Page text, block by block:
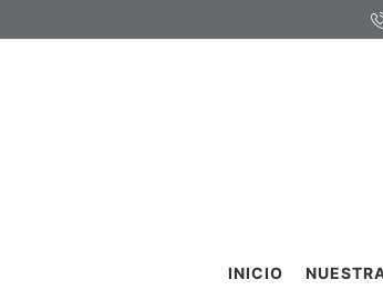
INICIO